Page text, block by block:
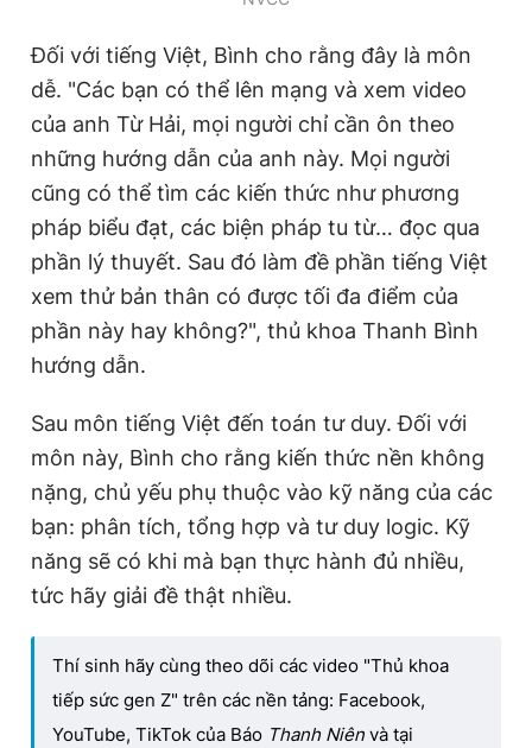
Đối với tiếng Việt, Bình cho rằng đây là môn
dễ. "Các bạn có thể lên mạng và xem video
của anh Từ Hải, mọi người chỉ cần ôn theo
những hướng dẫn của anh này. Mọi người
cũng có thể tìm các kiến thức như phương
pháp biểu đạt, các biện pháp tu từ… đọc qua
phần lý thuyết. Sau đó làm đề phần tiếng Việt
xem thử bản thân có được tối đa điểm của
phần này hay không?", thủ khoa Thanh Bình
hướng dẫn.
Sau môn tiếng Việt đến toán tư duy. Đối với
môn này, Bình cho rằng kiến thức nền không
nặng, chủ yếu phụ thuộc vào kỹ năng của các
bạn: phân tích, tổng hợp và tư duy logic. Kỹ
năng sẽ có khi mà bạn thực hành đủ nhiều,
tức hãy giải đề thật nhiều.
Thí sinh hãy cùng theo dõi các video "Thủ khoa
tiếp sức gen Z" trên các nền tảng: Facebook,
YouTube, TikTok của Báo Thanh Niên và tại